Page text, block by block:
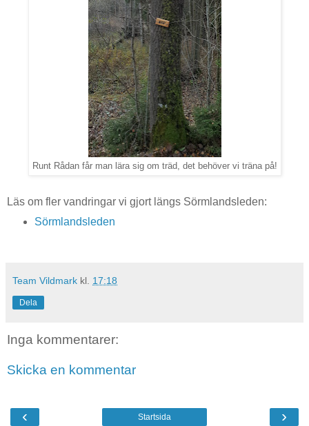
Runt Rådan får man lära sig om träd, det behöver vi träna på!
Läs om fler vandringar vi gjort längs Sörmlandsleden:
Sörmlandsleden
Team Vildmark kl. 17:18
Dela
Inga kommentarer:
Skicka en kommentar
‹ ›
Startsida